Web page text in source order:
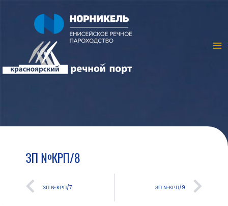
ЗП №КРП/8
ЗП №КРП/7 ЗП №КРП/9